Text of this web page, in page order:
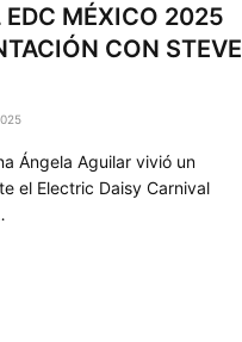
EDC MÉXICO 2025
CON STEVE
Ángela Aguilar vivió un
el Electric Daisy Carnival